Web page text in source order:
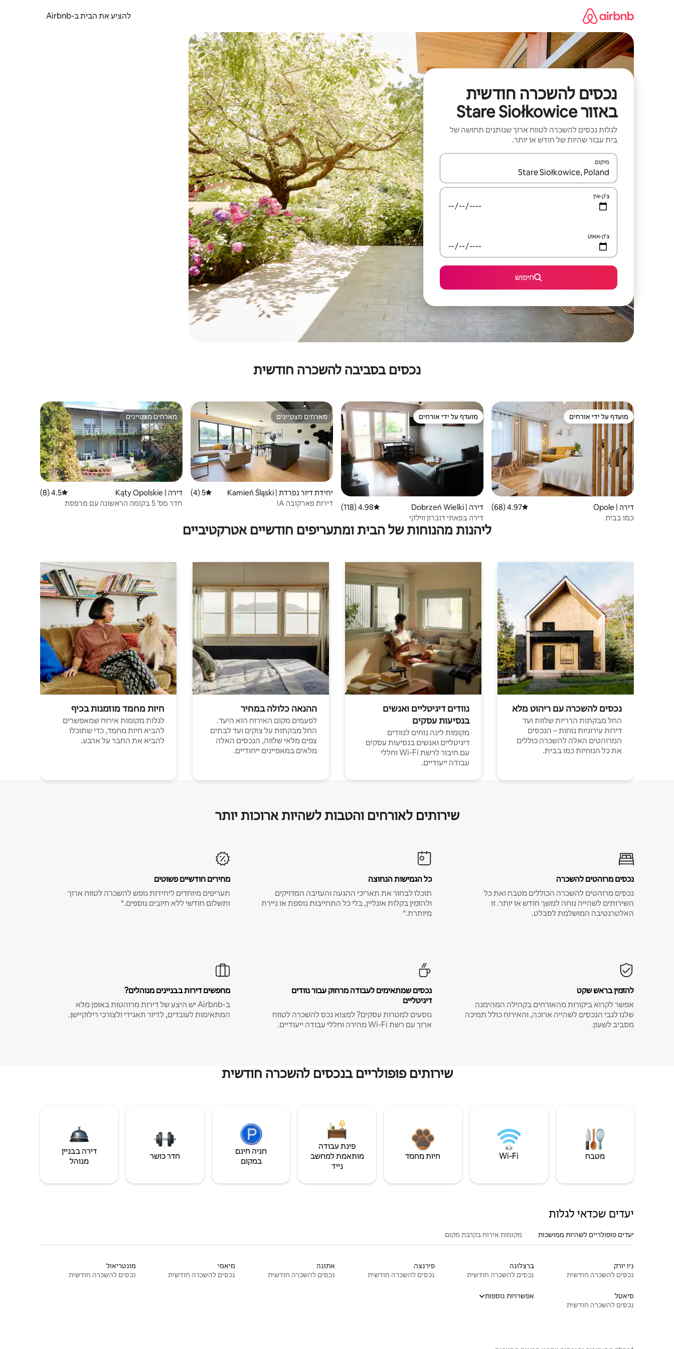
להציע את הבית ב-Airbnb
נכסים להשכרה חודשית
באזור Stare Siołkowice
לגלות נכסים להשכרה לטווח ארוך שנותנים תחושה של
בית עבור שהיות של חודש או יותר.
מיקום
כאשר התוצאות יהיו זמינות, יש לנווט עם מקשי החיצים למעלה ולמטה או לעיין בעזרת תנועות מגע או החלקה.
צ'ק-אין
צ'ק-אאוט
חיפוש
נכסים בסביבה להשכרה חודשית
מועדף על ידי אורחים
מועדף על ידי אורחים
דירה | Opole דירוג ממוצע של 4.97 מתוך 5, 68 ביקורות
4.97 (68)
כמו בבית
מועדף על ידי אורחים
מועדף על ידי אורחים
דירה | Dobrzeń Wielki דירוג ממוצע של 4.98 מתוך 5, 118 ביקורות
4.98 (118)
דירה בפאתי דוברון ווילקי
מארחים מצטיינים
מארחים מצטיינים
יחידת דיור נפרדת | Kamień Śląski דירוג ממוצע של 5 מתוך 5, 4 ביקורות
5 (4)
דירות פארקובה A!
מארחים מצטיינים
מארחים מצטיינים
דירה | Kąty Opolskie דירוג ממוצע של 4.5 מתוך 5, 8 ביקורות
4.5 (8)
חדר מס' 5 בקומה הראשונה עם מרפסת
ליהנות מהנוחות של הבית ומתעריפים חודשיים אטרקטיביים
נכסים להשכרה עם ריהוט מלא
החל מבקתות הרריות שלוות ועד
דירות עירוניות נוחות – הנכסים
המרוהטים האלה להשכרה כוללים
את כל הנוחיות כמו בבית.
נוודים דיגיטליים ואנשים
בנסיעות עסקים
מקומות לינה נוחים לנוודים
דיגיטליים ואנשים בנסיעות עסקים
עם חיבור לרשת Wi-Fi וחללי
עבודה ייעודיים.
ההנאה כלולה במחיר
לפעמים מקום האירוח הוא היעד.
החל מבקתות על צוקים ועד לבתים
צפים מלאי שלווה, הנכסים האלה
מלאים במאפיינים ייחודיים.
חיות מחמד מוזמנות בכיף
לגלות מקומות אירוח שמאפשרים
להביא חיות מחמד, כדי שתוכלו
להביא את החבר על ארבע.
שירותים לאורחים והטבות לשהיות ארוכות יותר
נכסים מרוהטים להשכרה
נכסים מרוהטים להשכרה הכוללים מטבח ואת כל
השירותים לשהייה נוחה למשך חודש או יותר. זו
האלטרנטיבה המושלמת לסבלט.
כל הגמישות הנחוצה
תוכלו לבחור את תאריכי ההגעה והעזיבה המדויקים
ולהזמין בקלות אונליין, בלי כל התחייבות נוספת או ניירת
מיותרת.*
מחירים חודשיים פשוטים
תעריפים מיוחדים ליחידות נופש להשכרה לטווח ארוך
ותשלום חודשי ללא חיובים נוספים.*
להזמין בראש שקט
אפשר לקרוא ביקורות מהאורחים בקהילה המהימנה
שלנו לגבי הנכסים לשהייה ארוכה, והאירוח כולל תמיכה
מסביב לשעון.
נכסים שמתאימים לעבודה מרחוק עבור נוודים
דיגיטליים
נוסעים למטרות עסקים? למצוא נכס להשכרה לטווח
ארוך עם רשת Wi-Fi מהירה וחללי עבודה ייעודיים.
מחפשים דירות בבניינים מנוהלים?
ב-Airbnb יש היצע של דירות מרוהטות באופן מלא
המתאימות לעובדים, לדיור תאגידי ולצורכי רילוקיישן.
שירותים פופולריים בנכסים להשכרה חודשית
מטבח Wi‑Fi חיות מחמד
פינת עבודה
מותאמת למחשב
נייד
חניה חינם
במקום
חדר כושר
דירה בבניין
מנוהל
יעדים שכדאי לגלות
יעדים פופולריים לשהיות ממושכות מקומות אירוח בקרבת מקום
ניו יורק
נכסים להשכרה חודשית
ברצלונה
נכסים להשכרה חודשית
פירנצה
נכסים להשכרה חודשית
אתונה
נכסים להשכרה חודשית
מיאמי
נכסים להשכרה חודשית
מונטריאול
נכסים להשכרה חודשית
סיאטל
נכסים להשכרה חודשית
אפשרויות נוספות